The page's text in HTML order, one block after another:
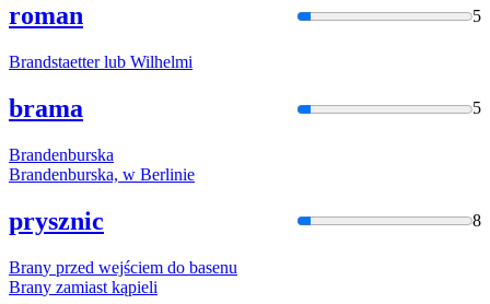
roman 5
Brandstaetter lub Wilhelmi
brama 5
Brandenburska
Brandenburska, w Berlinie
prysznic 8
Brany przed wejściem do basenu
Brany zamiast kąpieli